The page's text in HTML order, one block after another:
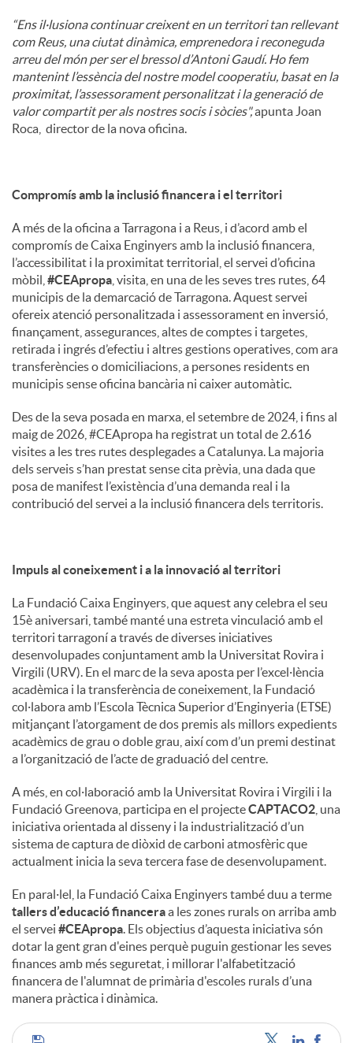
“Ens il·lusiona continuar creixent en un territori tan rellevant
com Reus, una ciutat dinàmica, emprenedora i reconeguda
arreu del món per ser el bressol d’Antoni Gaudí. Ho fem
mantenint l’essència del nostre model cooperatiu, basat en la
proximitat, l’assessorament personalitzat i la generació de
valor compartit per als nostres socis i sòcies",apunta Joan
Roca, director de la nova oficina.
Compromís amb la inclusió financera i el territori
A més de la oficina a Tarragona i a Reus, i d’acord amb el
compromís de Caixa Enginyers amb la inclusió financera,
l’accessibilitat i la proximitat territorial, el servei d’oficina
mòbil, #CEApropa , visita, en una de les seves tres rutes, 64
municipis de la demarcació de Tarragona. Aquest servei
ofereix atenció personalitzada i assessorament en inversió,
finançament, assegurances, altes de comptes i targetes,
retirada i ingrés d’efectiu i altres gestions operatives, com ara
transferències o domiciliacions, a persones residents en
municipis sense oficina bancària ni caixer automàtic.
Des de la seva posada en marxa, el setembre de 2024, i fins al
maig de 2026, #CEApropa ha registrat un total de 2.616
visites a les tres rutes desplegades a Catalunya. La majoria
dels serveis s’han prestat sense cita prèvia, una dada que
posa de manifest l’existència d’una demanda real i la
contribució del servei a la inclusió financera dels territoris.
Impuls al coneixement i a la innovació al territori
La Fundació Caixa Enginyers, que aquest any celebra el seu
15è aniversari, també manté una estreta vinculació amb el
territori tarragoní a través de diverses iniciatives
desenvolupades conjuntament amb la Universitat Rovira i
Virgili (URV). En el marc de la seva aposta per l’excel·lència
acadèmica i la transferència de coneixement, la Fundació
col·labora amb l’Escola Tècnica Superior d’Enginyeria (ETSE)
mitjançant l’atorgament de dos premis als millors expedients
acadèmics de grau o doble grau, així com d’un premi destinat
a l’organització de l’acte de graduació del centre.
A més, en col·laboració amb la Universitat Rovira i Virgili i la
Fundació Greenova, participa en el projecteCAPTACO2 , una
iniciativa orientada al disseny i la industrialització d’un
sistema de captura de diòxid de carboni atmosfèric que
actualment inicia la seva tercera fase de desenvolupament.
En paral·lel, la Fundació Caixa Enginyers també duu a terme
tallers d’educació financeraa les zones rurals on arriba amb
el servei #CEApropa. Els objectius d’aquesta iniciativa són
dotar la gent gran d'eines perquè puguin gestionar les seves
finances amb més seguretat, i millorar l'alfabetització
financera de l'alumnat de primària d'escoles rurals d’una
manera pràctica i dinàmica.